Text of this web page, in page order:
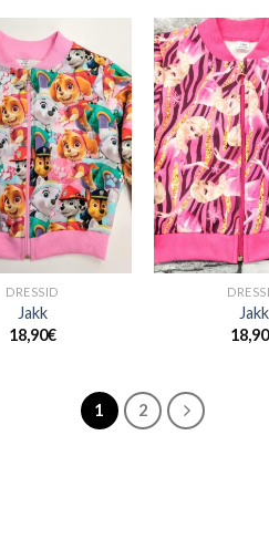
DRESSID
Jakk
18,90€
Jakk
18,90
1 2